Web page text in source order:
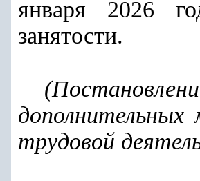
января 2026
занятости.
(
дополнительных
трудовой